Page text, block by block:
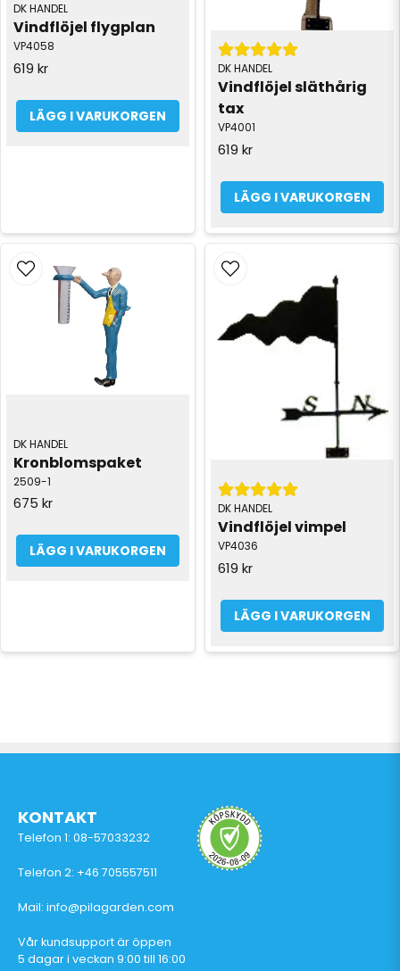
DK HANDEL
Vindflöjel flygplan
VP4058
619 kr
LÄGG I VARUKORGEN
DK HANDEL
Vindflöjel släthårig
tax
VP4001
619 kr
LÄGG I VARUKORGEN
DK HANDEL
Kronblomspaket
2509-1
675 kr
LÄGG I VARUKORGEN
DK HANDEL
Vindflöjel vimpel
VP4036
619 kr
LÄGG I VARUKORGEN
KONTAKT
Telefon 1: 08-57033232
Telefon 2: +46 705557511
Mail: info@pilagarden.com
Vår kundsupport är öppen
5 dagar i veckan 9:00 till 16:00